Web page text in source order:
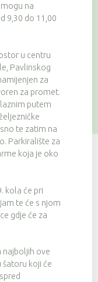
na
9,30 do 11,00
u centru
Pavlinskog
za
za promet.
putem
te zatim na
Parkiralište za
koja je oko
kola će pri
te će s njom
gdje će za
najboljih ove
šatoru koji će